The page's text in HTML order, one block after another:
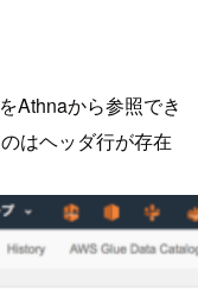
Athnaから参照でき
はヘッダ行が存在